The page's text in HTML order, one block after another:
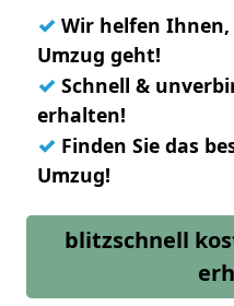
✓ Wir helfen
Umzug geht!
✓ Schnell &
erhalten!
✓ Finden Sie das
Umzug!
blitzschnell